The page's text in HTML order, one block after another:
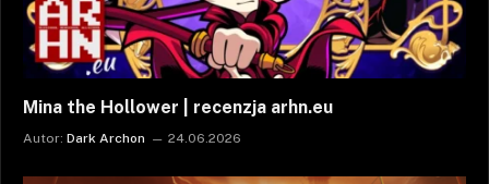
Mina the Hollower | recenzja arhn.eu
Autor: Dark Archon 24.06.2026